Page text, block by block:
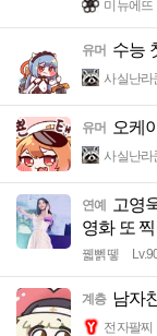
미뉴에뜨
유머 수능
사실난라
유머 오케
사실난라
연예 고영
영화 또
꿻뻵뗗
계층 남자
전자팔찌